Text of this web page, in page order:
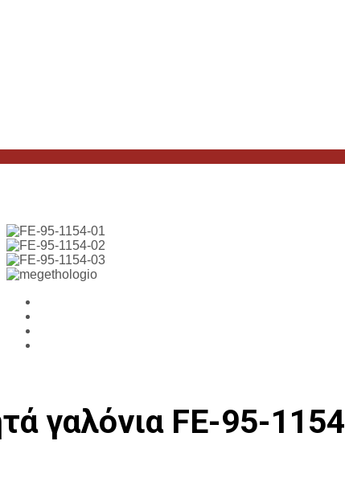
γαλόνια FE-95-1154